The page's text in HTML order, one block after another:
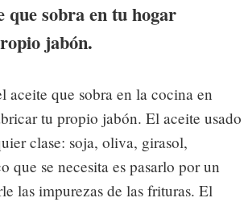
que sobra en tu hogar
jabón.
aceite que sobra en la cocina en
tu propio jabón. El aceite usado
clase: soja, oliva, girasol,
se necesita es pasarlo por un
las impurezas de las frituras. El